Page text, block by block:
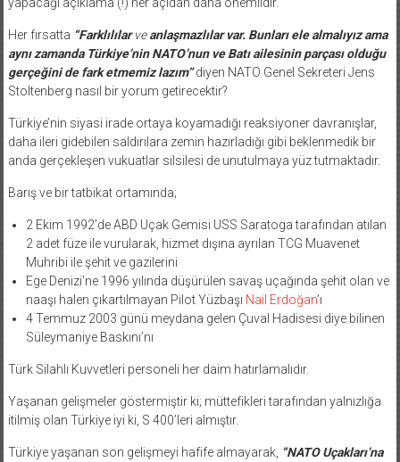
aynı zamanda Türkiye’nin NATO’nun ve Batı ailesinin parçası olduğu
gerçeğini de fark etmemiz lazım”diyen NATO Genel Sekreteri Jens
Stoltenberg nasıl bir yorum getirecektir?
daha ileri gidebilen saldırılara zemin hazırladığı gibi beklenmedik bir
anda gerçekleşen vukuatlar silsilesi de unutulmaya yüz tutmaktadır.
2 adet füze ile vurularak, hizmet dışına ayrılan TCG Muavenet
Muhribi ile şehit ve gazilerini
Ege Denizi’ne 1996 yılında düşürülen savaş uçağında şehit olan ve
naaşı halen çıkartılmayan Pilot YüzbaşıNail Erdoğan’ı
4 Temmuz 2003 günü meydana gelen Çuval Hadisesi
Süleymaniye Baskını’nı
itilmiş olan Türkiye iyi ki, S 400’leri almıştır.
karşı gösterilen Düşmanca Hareket”nedeniyle NATO Savunma